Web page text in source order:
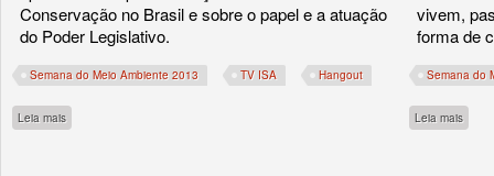
Conservação no Brasil e sobre o papel e a atuação
do Poder Legislativo.
Semana do Meio Ambiente 2013 TV ISA Hangout
Leia mais
vivem,
forma de
Semana do
Leia mais